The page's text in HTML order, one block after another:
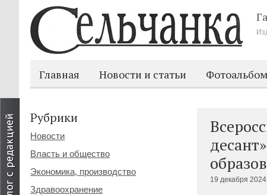
Главная Новости и статьи Фотоальбом
19 декабря 2024 |
Рубрики
Новости
Власть и общество
Экономика, производство
Здравоохранение